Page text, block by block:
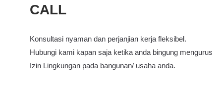
CALL
Konsultasi nyaman dan perjanjian kerja fleksibel.
Hubungi kami kapan saja ketika anda bingung mengurus
Izin Lingkungan pada bangunan/ usaha anda.